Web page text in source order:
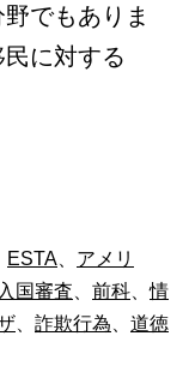
でもありま
に対する
ESTA
アメリ
入国審査 前科 、情
詐欺行為
道徳